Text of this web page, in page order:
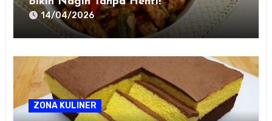
14/04/2026
ZONA KULINER